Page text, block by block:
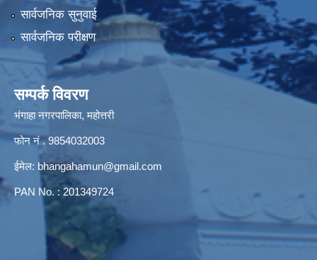
सार्वजनिक सुनुवाई
सार्वजनिक परीक्षण
सम्पर्क विवरण
भंगाहा नगरपालिका, महोत्तरी
फोन नं . 9854032003
ईमेल: bhangahamun@gmail.com
PAN No. : 201349724